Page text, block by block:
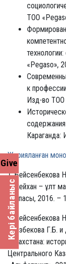
Кері байланыс
Give
ТОО
«Pegaso»,
к
Изд-во ТОО
Караганда:
Жарияланған
1. Бейсенбекова
Бөкейхан – ұлт
баспасы, 2016. –
2. Бейсенбекова
Оразбекова Г.Б.
Казахстана:
Центрального